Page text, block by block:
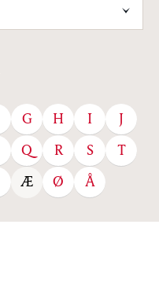
G H I J
Q R S T
Æ Ø Å